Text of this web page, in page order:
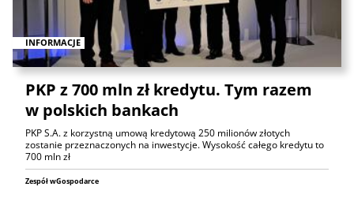
INFORMACJE
PKP z 700 mln zł kredytu. Tym razem
w polskich bankach
PKP S.A. z korzystną umową kredytową 250 milionów złotych
zostanie przeznaczonych na inwestycje. Wysokość całego kredytu to
700 mln zł
Zespół wGospodarce